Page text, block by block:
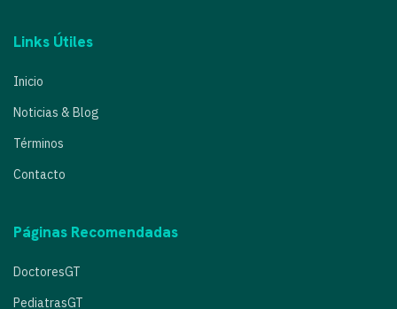
Links Útiles
Inicio
Noticias & Blog
Términos
Contacto
Páginas Recomendadas
DoctoresGT
PediatrasGT